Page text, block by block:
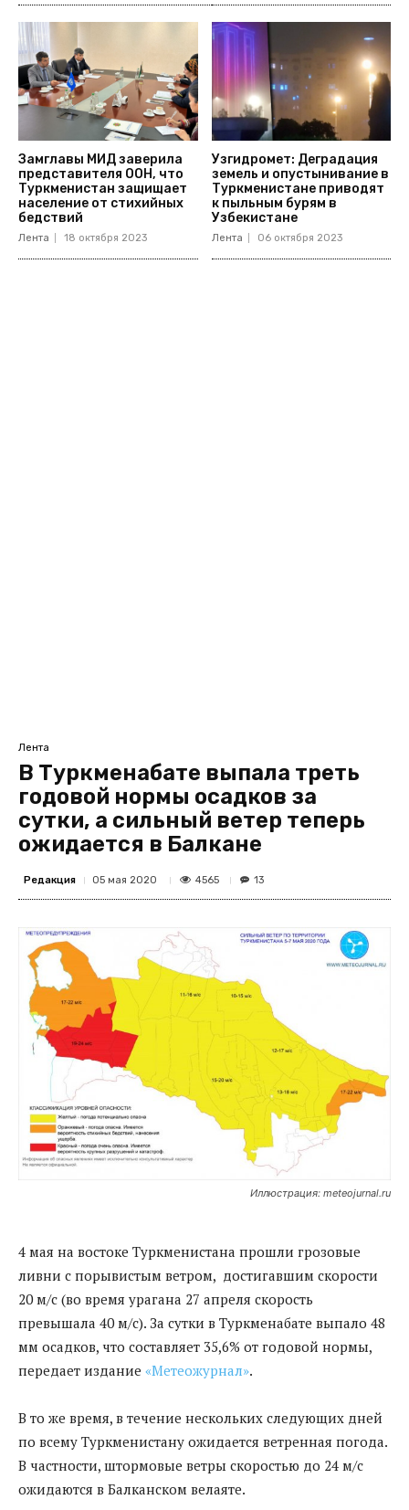
Замглавы МИД заверила
представителя ООН, что
Туркменистан защищает
население от стихийных
бедствий
Лента 18 октября 2023
Узгидромет: Деградация
земель и опустынивание в
Туркменистане приводят
к пыльным бурям в
Узбекистане
Лента 06 октября 2023